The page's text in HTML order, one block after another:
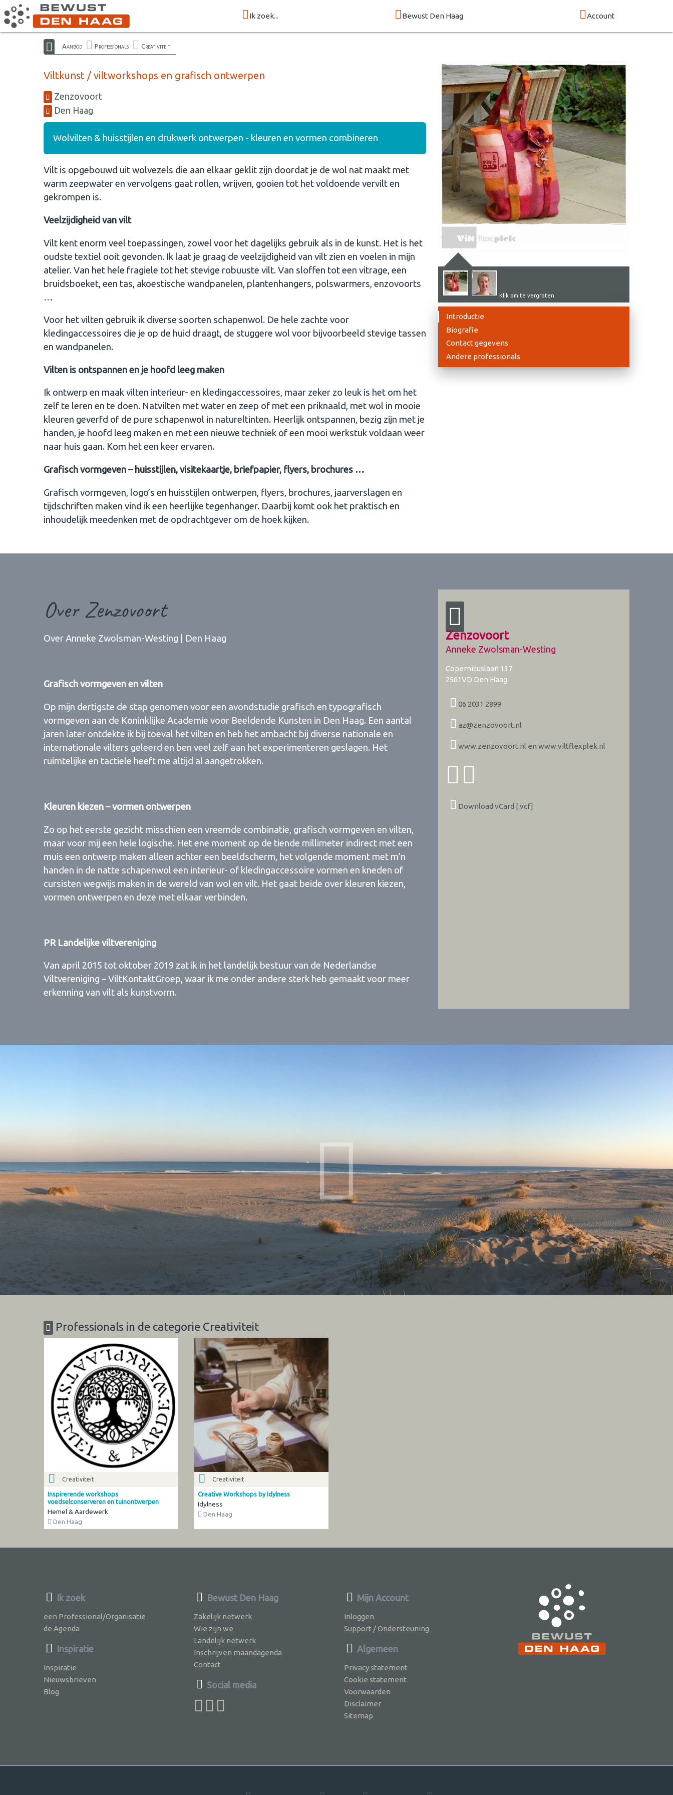
Ik zoek... Bewust Den Haag Account
Aanbod Professionals Creativiteit
Viltkunst / viltworkshops en grafisch ontwerpen
Zenzovoort
Den Haag
Wolvilten & huisstijlen en drukwerk ontwerpen - kleuren en vormen combineren
Vilt is opgebouwd uit wolvezels die aan elkaar geklit zijn doordat je de wol nat maakt met
warm zeepwater en vervolgens gaat rollen, wrijven, gooien tot het voldoende vervilt en
gekrompen is.
Veelzijdigheid van vilt
Vilt kent enorm veel toepassingen, zowel voor het dagelijks gebruik als in de kunst. Het is het
oudste textiel ooit gevonden. Ik laat je graag de veelzijdigheid van vilt zien en voelen in mijn
atelier. Van het hele fragiele tot het stevige robuuste vilt. Van sloffen tot een vitrage, een
bruidsboeket, een tas, akoestische wandpanelen, plantenhangers, polswarmers, enzovoorts
…
Voor het vilten gebruik ik diverse soorten schapenwol. De hele zachte voor
kledingaccessoires die je op de huid draagt, de stuggere wol voor bijvoorbeeld stevige tassen
en wandpanelen.
Vilten is ontspannen en je hoofd leeg maken
Ik ontwerp en maak vilten interieur- en kledingaccessoires, maar zeker zo leuk is het om het
zelf te leren en te doen. Natvilten met water en zeep of met een priknaald, met wol in mooie
kleuren geverfd of de pure schapenwol in natureltinten. Heerlijk ontspannen, bezig zijn met je
handen, je hoofd leeg maken en met een nieuwe techniek of een mooi werkstuk voldaan weer
naar huis gaan. Kom het een keer ervaren.
Grafisch vormgeven – huisstijlen, visitekaartje, briefpapier, flyers, brochures …
Grafisch vormgeven, logo’s en huisstijlen ontwerpen, flyers, brochures, jaarverslagen en
tijdschriften maken vind ik een heerlijke tegenhanger. Daarbij komt ook het praktisch en
inhoudelijk meedenken met de opdrachtgever om de hoek kijken.
Klik om te vergroten
Introductie
Biografie
Contact gegevens
Andere professionals
Over Zenzovoort
Over Anneke Zwolsman-Westing | Den Haag
Grafisch vormgeven en vilten
Op mijn dertigste de stap genomen voor een avondstudie grafisch en typografisch
vormgeven aan de Koninklijke Academie voor Beeldende Kunsten in Den Haag. Een aantal
jaren later ontdekte ik bij toeval het vilten en heb het ambacht bij diverse nationale en
internationale vilters geleerd en ben veel zelf aan het experimenteren geslagen. Het
ruimtelijke en tactiele heeft me altijd al aangetrokken.
Kleuren kiezen – vormen ontwerpen
Zo op het eerste gezicht misschien een vreemde combinatie, grafisch vormgeven en vilten,
maar voor mij een hele logische. Het ene moment op de tiende millimeter indirect met een
muis een ontwerp maken alleen achter een beeldscherm, het volgende moment met m’n
handen in de natte schapenwol een interieur- of kledingaccessoire vormen en kneden of
cursisten wegwijs maken in de wereld van wol en vilt. Het gaat beide over kleuren kiezen,
vormen ontwerpen en deze met elkaar verbinden.
PR Landelijke viltvereniging
Van april 2015 tot oktober 2019 zat ik in het landelijk bestuur van de Nederlandse
Viltvereniging – ViltKontaktGroep, waar ik me onder andere sterk heb gemaakt voor meer
erkenning van vilt als kunstvorm.
Zenzovoort
Anneke Zwolsman-Westing
Copernicuslaan 137
2561VD Den Haag
06 2031 2899
az@zenzovoort.nl
www.zenzovoort.nl en www.viltflexplek.nl
Download vCard [.vcf]
Professionals in de categorie Creativiteit
Creativiteit
Inspirerende workshops
voedselconserveren en tuinontwerpen
Hemel & Aardewerk
Den Haag
Creativiteit
Creative Workshops by Idylness
Idylness
Den Haag
Ik zoek
een Professional/Organisatie
de Agenda
Inspiratie
Inspiratie
Nieuwsbrieven
Blog
Bewust Den Haag
Zakelijk netwerk
Wie zijn we
Landelijk netwerk
Inschrijven maandagenda
Contact
Social media
Mijn Account
Inloggen
Support / Ondersteuning
Algemeen
Privacy statement
Cookie statement
Voorwaarden
Disclaimer
Sitemap